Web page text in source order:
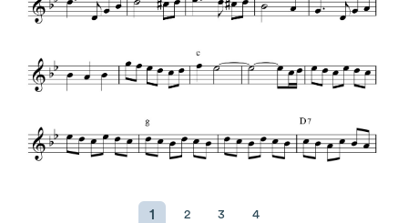
1 2 3 4